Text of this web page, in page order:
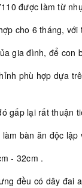
được làm từ
cho 6 tháng,
gia đình, để
phù hợp dựa
gấp lại rất thuận
bàn ăn độc
- 32cm .
đều có dây đai